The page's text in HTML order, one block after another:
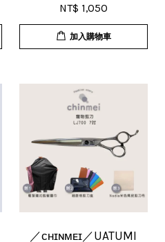
NT$ 1,050
加入購物車
／ᴄʜɪɴᴍᴇɪ／UATUMI